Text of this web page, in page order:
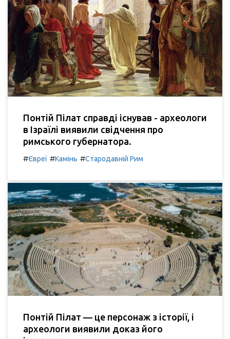
Понтій Пілат справді існував - археологи
в Ізраїлі виявили свідчення про
римського губернатора.
#Євреї #Камінь #Стародавній Рим
Понтій Пілат — це персонаж з історії, і
археологи виявили доказ його